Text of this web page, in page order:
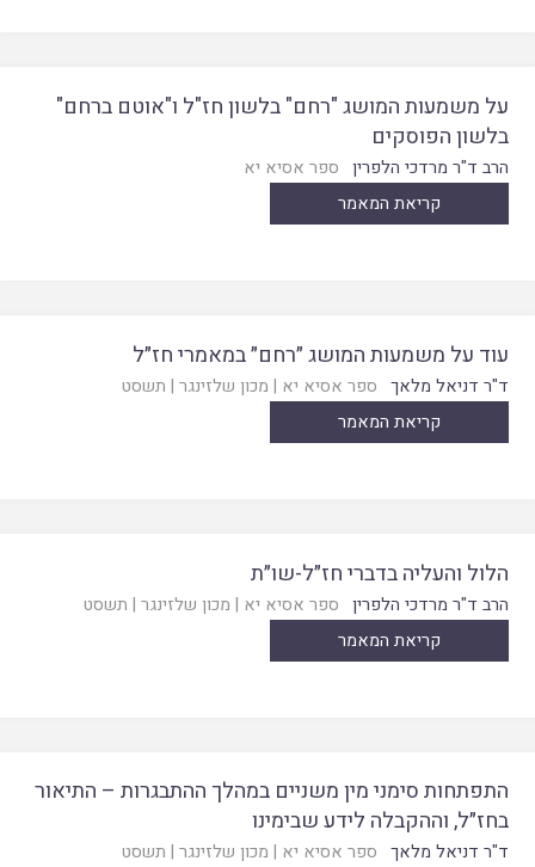
על משמעות המושג "רחם" בלשון חז"ל ו"אוטם ברחם"
בלשון הפוסקים
הרב ד"ר מרדכי הלפרין ספר אסיא יא
קריאת המאמר
עוד על משמעות המושג ״רחם״ במאמרי חז״ל
ד"ר דניאל מלאך ספר אסיא יא | מכון שלזינגר | תשסט
קריאת המאמר
הלול והעליה בדברי חז״ל-שו״ת
הרב ד"ר מרדכי הלפרין ספר אסיא יא | מכון שלזינגר | תשסט
קריאת המאמר
התפתחות סימני מין משניים במהלך ההתבגרות – התיאור
בחז״ל, וההקבלה לידע שבימינו
ד"ר דניאל מלאך ספר אסיא יא | מכון שלזינגר | תשסט